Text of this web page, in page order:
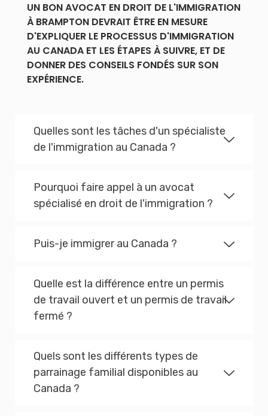
UN BON AVOCAT EN DROIT DE L'IMMIGRATION
À BRAMPTON DEVRAIT ÊTRE EN MESURE
D'EXPLIQUER LE PROCESSUS D'IMMIGRATION
AU CANADA ET LES ÉTAPES À SUIVRE, ET DE
DONNER DES CONSEILS FONDÉS SUR SON
EXPÉRIENCE.
Quelles sont les tâches d'un spécialiste
de l'immigration au Canada ?
Pourquoi faire appel à un avocat
spécialisé en droit de l'immigration ?
Puis-je immigrer au Canada ?
Quelle est la différence entre un permis
de travail ouvert et un permis de travail
fermé ?
Quels sont les différents types de
parrainage familial disponibles au
Canada ?